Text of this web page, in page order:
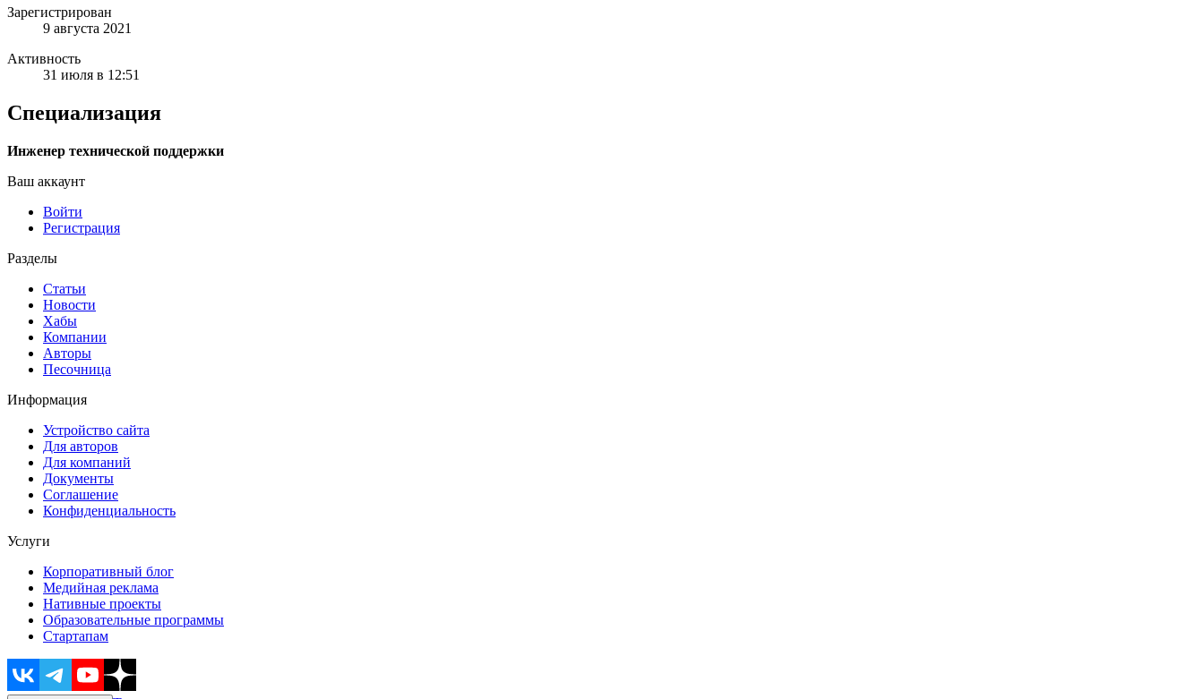
Зарегистрирован
9 августа 2021
Активность
31 июля в 12:51
Специализация
Инженер технической поддержки
Ваш аккаунт
Войти
Регистрация
Разделы
Статьи
Новости
Хабы
Компании
Авторы
Песочница
Информация
Устройство сайта
Для авторов
Для компаний
Документы
Соглашение
Конфиденциальность
Услуги
Корпоративный блог
Медийная реклама
Нативные проекты
Образовательные программы
Стартапам